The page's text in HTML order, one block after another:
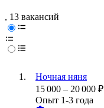
, 13 вакансий
Ночная няня
15 000 – 20 000 ₽
Опыт 1-3 года